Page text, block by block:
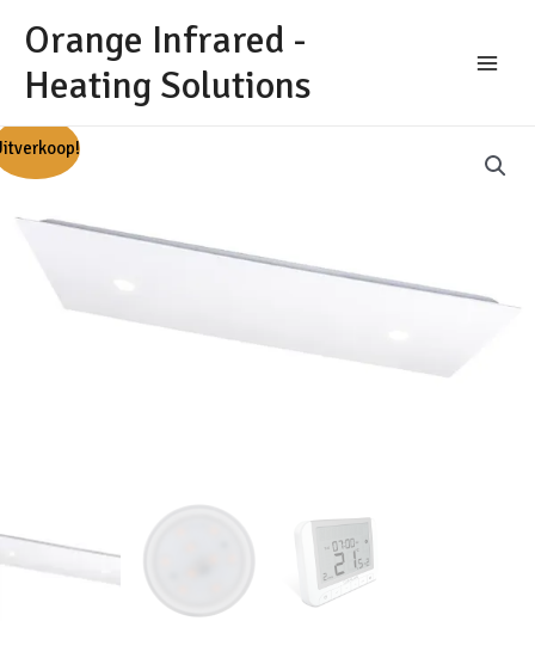
naar
inhoud
Orange Infrared -
Heating Solutions